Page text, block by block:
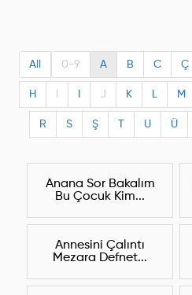
All 0-9 A B C Ç
H J K L M
R S Ş U Ü
Anana Sor Bakalım
Bu Çocuk Kim...
Annesini Çalıntı
Mezara Defnet...